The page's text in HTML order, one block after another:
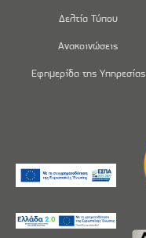
Δελτία Τύπου
Ανακοινώσεις
Εφημερίδα της Υπηρεσίας